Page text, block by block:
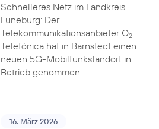
Schnelleres Netz im Landkreis
Lüneburg: Der
Telekommunikationsanbieter O2
Telefónica hat in Barnstedt einen
neuen 5G-Mobilfunkstandort in
Betrieb genommen
16. März 2026